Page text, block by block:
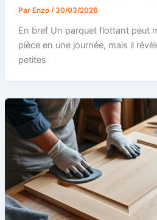
Par Enzo / 30/03/2026
En bref Un parquet flottant peut
pièce en une journée, mais il
petites